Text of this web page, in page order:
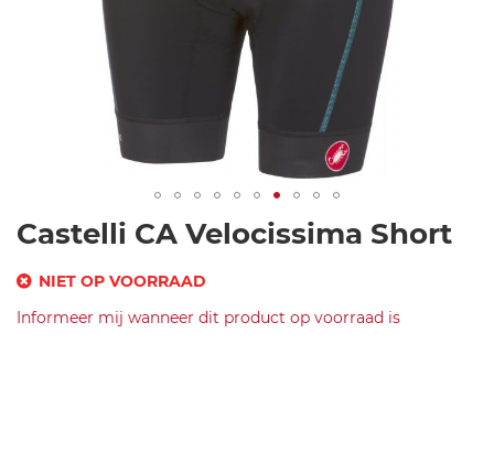
Castelli CA Velocissima Short
NIET OP VOORRAAD
SKU
Informeer mij wanneer dit product op voorraad is
Ga
naar
het
begin
van